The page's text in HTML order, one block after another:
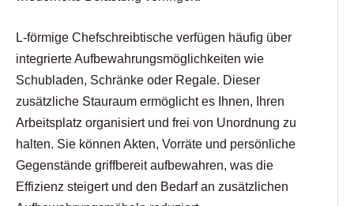
L-förmige Chefschreibtische verfügen häufig über
integrierte Aufbewahrungsmöglichkeiten wie
Schubladen, Schränke oder Regale. Dieser
zusätzliche Stauraum ermöglicht es Ihnen, Ihren
Arbeitsplatz organisiert und frei von Unordnung zu
halten. Sie können Akten, Vorräte und persönliche
Gegenstände griffbereit aufbewahren, was die
Effizienz steigert und den Bedarf an zusätzlichen